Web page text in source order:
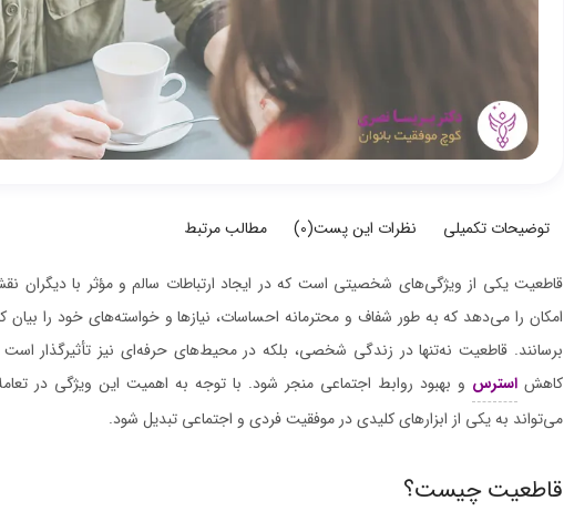
توضیحات تکمیلی نظرات این پست(0
) مطالب مرتبط
قاطعیت یکی از ویژگی‌های شخصیتی است که در ایجاد ارتباطات سالم و مؤثر با دیگران
امکان را می‌دهد که به طور شفاف و محترمانه احساسات، نیازها و خواسته‌های خود را
برسانند. قاطعیت نه‌تنها در زندگی شخصی، بلکه در محیط‌های حرفه‌ای نیز تأثیرگذار
کاهش استرس و بهبود روابط اجتماعی منجر شود. با توجه به اهمیت این ویژگی در
می‌تواند به یکی از ابزارهای کلیدی در موفقیت فردی و اجتماعی تبدیل شود.
قاطعیت چیست؟